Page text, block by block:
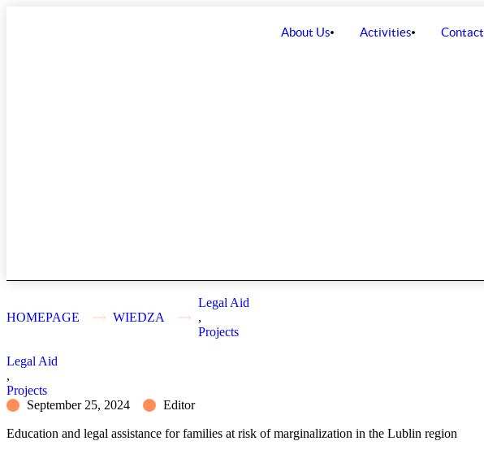
About Us Activities Contact
HOMEPAGE WIEDZA
Legal Aid
,
Projects
Legal Aid
,
Projects
September 25, 2024
Editor
Education and legal assistance for families at risk of marginalization in the Lublin region